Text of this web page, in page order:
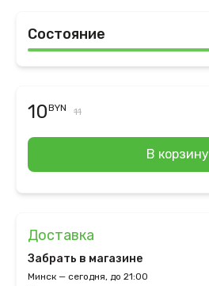
Состояние
10BYN 11
В корзину
Доставка
Забрать в магазине
Минск — сегодня, до 21:00